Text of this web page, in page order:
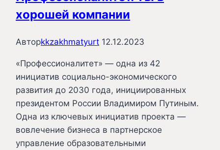
хорошей компании
Авторkkzakhmatyurt 12.12.2023
«Профессионалитет» — одна из 42
инициатив социально-экономического
развития до 2030 года, инициированных
президентом России Владимиром Путиным.
Одна из ключевых инициатив проекта —
вовлечение бизнеса в партнерское
управление образовательными